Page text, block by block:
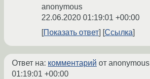
anonymous
22.06.2020 01:19:01 +00:00
Показать ответ
Ссылка
Ответ на: комментарий от anonymous
01:19:01 +00:00